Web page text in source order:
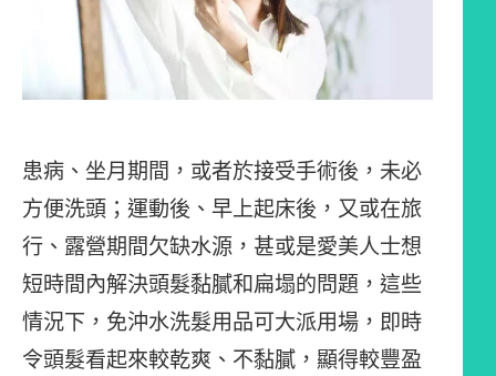
患病、坐月期間，或者於接受手術後，未必
方便洗頭；運動後、早上起床後，又或在旅
行、露營期間欠缺水源，甚或是愛美人士想
短時間內解決頭髮黏膩和扁塌的問題，這些
情況下，免沖水洗髮用品可大派用場，即時
令頭髮看起來較乾爽、不黏膩，顯得較豐盈